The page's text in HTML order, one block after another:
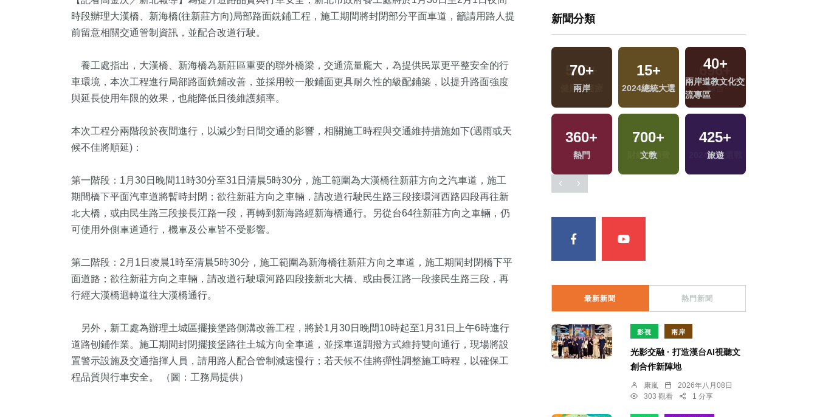
時段辦理大漢橋、新海橋(往新莊方向)局部路面銑鋪工程，施工期間將封閉部分平面車道，籲請用路人提
前留意相關交通管制資訊，並配合改道行駛。
養工處指出，大漢橋、新海橋為新莊區重要的聯外橋梁，交通流量龐大，為提供民眾更平整安全的行
車環境，本次工程進行局部路面銑鋪改善，並採用較一般鋪面更具耐久性的級配鋪築，以提升路面強度
與延長使用年限的效果，也能降低日後維護頻率。
本次工程分兩階段於夜間進行，以減少對日間交通的影響，相關施工時程與交通維持措施如下(遇雨或天
候不佳將順延)：
第一階段：1月30日晚間11時30分至31日清晨5時30分，施工範圍為大漢橋往新莊方向之汽車道，施工
期間橋下平面汽車道將暫時封閉；欲往新莊方向之車輛，請改道行駛民生路三段接環河西路四段再往新
北大橋，或由民生路三段接長江路一段，再轉到新海路經新海橋通行。另從台64往新莊方向之車輛，仍
可使用外側車道通行，機車及公車皆不受影響。
第二階段：2月1日凌晨1時至清晨5時30分，施工範圍為新海橋往新莊方向之車道，施工期間封閉橋下平
面道路；欲往新莊方向之車輛，請改道行駛環河路四段接新北大橋、或由長江路一段接民生路三段，再
行經大漢橋迴轉道往大漢橋通行。
另外，新工處為辦理土城區擺接堡路側溝改善工程，將於1月30日晚間10時起至1月31日上午6時進行
道路刨鋪作業。施工期間封閉擺接堡路往土城方向全車道，並採車道調撥方式維持雙向通行，現場將設
置警示設施及交通指揮人員，請用路人配合管制減速慢行；若天候不佳將彈性調整施工時程，以確保工
程品質與行車安全。 （圖：工務局提供）
新聞分類
+ 1107+
政治
+
司法放大鏡
1+
2023金鐘獎
13+
海峽論壇專區
67+
影視
575+
健康及醫療
17+
評論
696
75+ 518 + 35
70+
兩岸
15+
2024總統大選
40+
兩岸道教文化交
流專區
360+
熱門
700+
文教
425+
旅遊
最新新聞 熱門新聞
影視 兩岸
光影交融 · 打造漢台AI視聽文
創合作新陣地
康嵐
2026年八月08日
303 觀看
1 分享